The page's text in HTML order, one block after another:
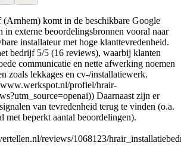
komt in de beschikbare Google
in externe beoordelingsbronnen vooral naar
installateur met hoge klanttevredenheid.
bedrijf 5/5 (16 reviews), waarbij klanten
communicatie en nette afwerking noemen
zoals lekkages en cv-/installatiewerk.
profiel/hrair-
Daarnaast zijn er
van tevredenheid terug te vinden (o.a.
met beperkt aantal beoordelingen).
reviews/1068123/